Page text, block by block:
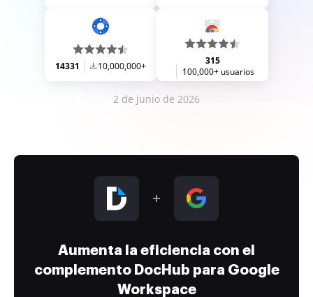
14331 10,000,000+
315
100,000+ usuarios
2 de junio de 2026
Aumenta la eficiencia con el
complemento DocHub para Google
Workspace